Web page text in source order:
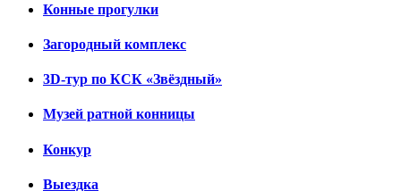
Конные прогулки
Загородный комплекс
3D-тур по КСК «Звёздный»
Музей ратной конницы
Конкур
Выездка